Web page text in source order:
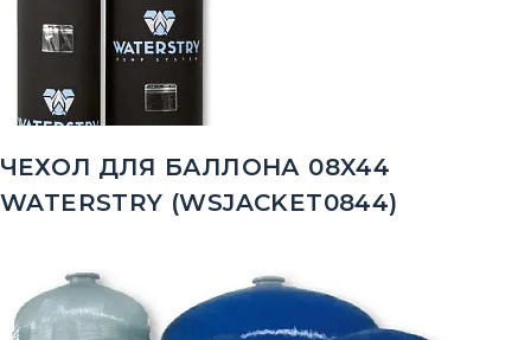
ЧЕХОЛ ДЛЯ БАЛЛОНА 08X44
WATERSTRY (WSJACKET0844)